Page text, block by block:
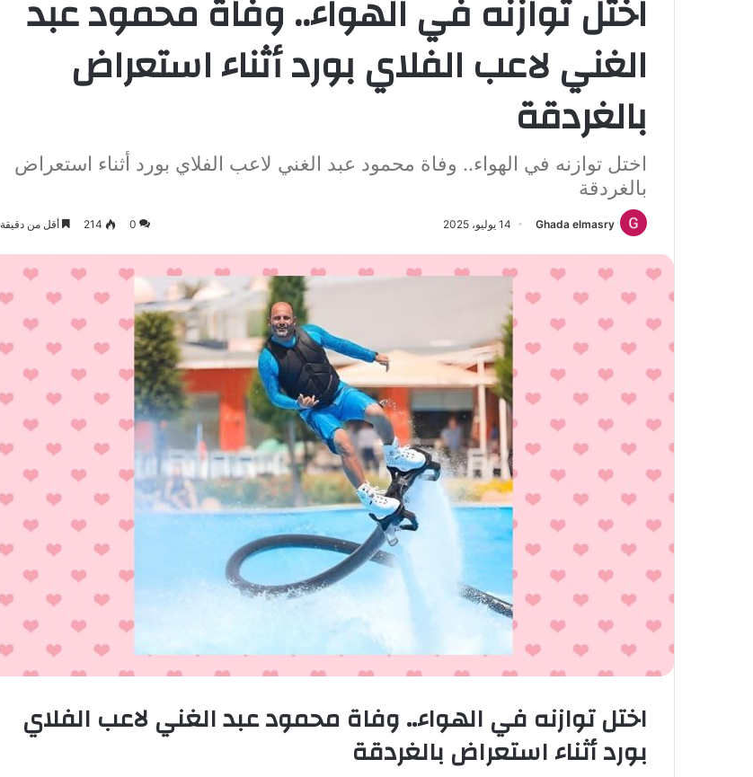
اختل توازنه في الهواء.. وفاة محمود عبد
الغني لاعب الفلاي بورد أثناء استعراض
بالغردقة
اختل توازنه في الهواء.. وفاة محمود عبد الغني لاعب الفلاي بورد أثناء استعراض
بالغردقة
Ghada elmasry 14 يوليو، 2025 0
214 أقل من دقيقة
اختل توازنه في الهواء.. وفاة محمود عبد الغني لاعب الفلاي
بورد أثناء استعراض بالغردقة